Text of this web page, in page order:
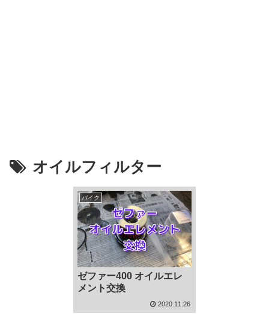
オイルフィルター
バイク
ゼファー400 オイルエレ
メント交換
2020.11.26